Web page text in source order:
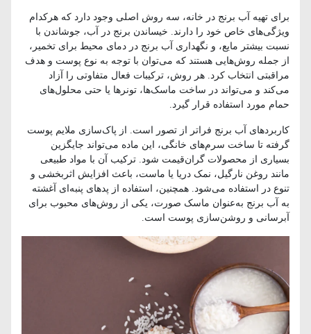
برای تهیه آب برنج در خانه، سه روش اصلی وجود دارد که هرکدام
ویژگی‌های خاص خود را دارند. خیساندن برنج در آب، جوشاندن با
نسبت بیشتر مایع، و نگهداری آب برنج در دمای محیط برای تخمیر،
از جمله روش‌هایی هستند که می‌توان با توجه به نوع پوست و هدف
مراقبتی انتخاب کرد. هر روش، ترکیبات فعال متفاوتی را آزاد
می‌کند و می‌تواند در ساخت ماسک‌ها، تونرها یا حتی محلول‌های
حمام مورد استفاده قرار گیرد.
کاربردهای آب برنج فراتر از تصور است. از پاک‌سازی ملایم پوست
گرفته تا ساخت سرم‌های خانگی، این ماده می‌تواند جایگزین
بسیاری از محصولات گران‌قیمت شود. ترکیب آن با مواد طبیعی
مانند روغن نارگیل، نمک دریا یا ماست، باعث افزایش اثربخشی و
تنوع در استفاده می‌شود. همچنین، استفاده از پدهای پنبه‌ای آغشته
به آب برنج به‌عنوان ماسک صورت، یکی از روش‌های محبوب برای
آبرسانی و روشن‌سازی پوست است.